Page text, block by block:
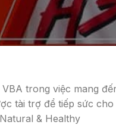
trong việc mang
tài trợ để tiếp sức
& Healthy